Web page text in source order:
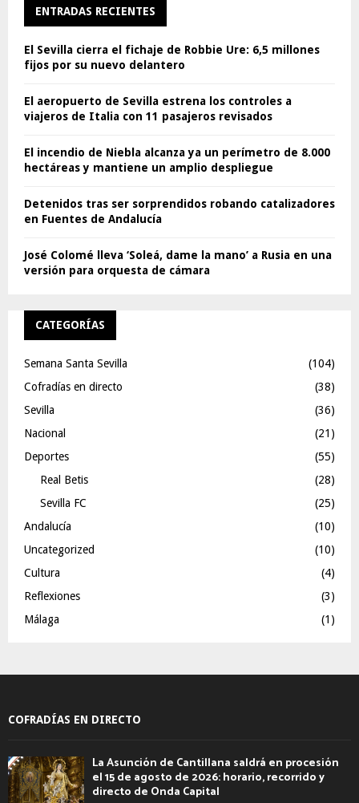
ENTRADAS RECIENTES
El Sevilla cierra el fichaje de Robbie Ure: 6,5 millones
fijos por su nuevo delantero
El aeropuerto de Sevilla estrena los controles a
viajeros de Italia con 11 pasajeros revisados
El incendio de Niebla alcanza ya un perímetro de 8.000
hectáreas y mantiene un amplio despliegue
Detenidos tras ser sorprendidos robando catalizadores
en Fuentes de Andalucía
José Colomé lleva ‘Soleá, dame la mano’ a Rusia en una
versión para orquesta de cámara
CATEGORÍAS
Semana Santa Sevilla
(104)
Cofradías en directo
(38)
Sevilla
(36)
Nacional
(21)
Deportes
(55)
Real Betis
(28)
Sevilla FC
(25)
Andalucía
(10)
Uncategorized
(10)
Cultura
(4)
Reflexiones
(3)
Málaga
(1)
COFRADÍAS EN DIRECTO
La Asunción de Cantillana saldrá en procesión
el 15 de agosto de 2026: horario, recorrido y
directo de Onda Capital